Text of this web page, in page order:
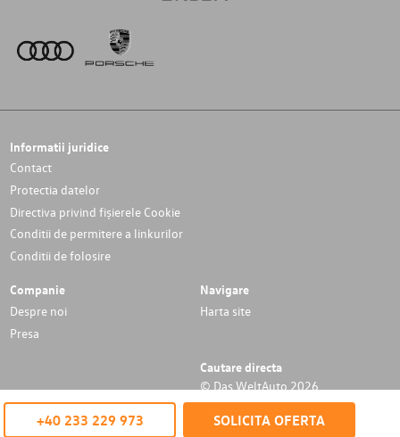
+40 233 229 973 SOLICITA OFERTA
Informatii juridice
Contact
Protectia datelor
Directiva privind fișierele Cookie
Conditii de permitere a linkurilor
Conditii de folosire
Companie
Despre noi
Presa
Navigare
Harta site
Cautare directa
© Das WeltAuto 2026